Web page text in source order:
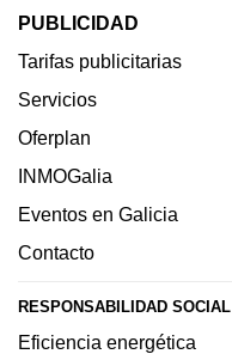
PUBLICIDAD
Tarifas publicitarias
Servicios
Oferplan
INMOGalia
Eventos en Galicia
Contacto
RESPONSABILIDAD SOCIAL
Eficiencia energética